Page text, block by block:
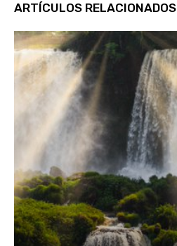
ARTÍCULOS RELACIONADOS